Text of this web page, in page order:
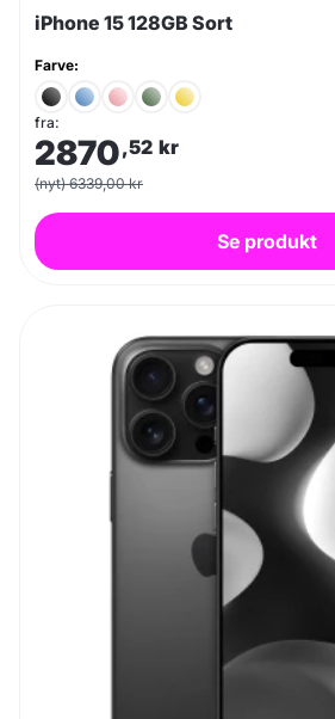
iPhone 15 128GB Sort
Farve:
fra:
2870,52 kr
(nyt) 6339,00 kr
Se produkt